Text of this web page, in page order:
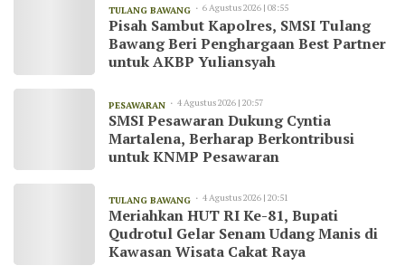
TULANG BAWANG 6 Agustus 2026 | 08:55
Pisah Sambut Kapolres, SMSI Tulang
Bawang Beri Penghargaan Best Partner
untuk AKBP Yuliansyah
PESAWARAN 4 Agustus 2026 | 20:57
SMSI Pesawaran Dukung Cyntia
Martalena, Berharap Berkontribusi
untuk KNMP Pesawaran
TULANG BAWANG 4 Agustus 2026 | 20:51
Meriahkan HUT RI Ke-81, Bupati
Qudrotul Gelar Senam Udang Manis di
Kawasan Wisata Cakat Raya